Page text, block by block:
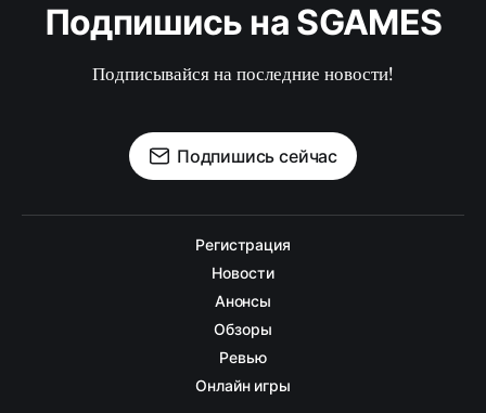
Подпишись на SGAMES
Подписывайся на последние новости!
Подпишись сейчас
Регистрация
Новости
Анонсы
Обзоры
Ревью
Онлайн игры